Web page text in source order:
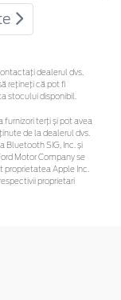
dealerul dvs.
rețineți că pot fi
stocului disponibil.
furnizori terți și pot avea
de la dealerul dvs.
Bluetooth SIG, Inc. și
Motor Company se
proprietatea Apple Inc.
proprietari